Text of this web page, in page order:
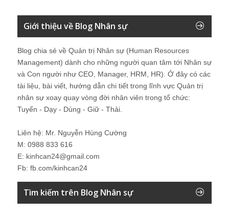
Giới thiệu về Blog Nhân sự
Blog chia sẻ về Quản trị Nhân sự (Human Resources
Management) dành cho những người quan tâm tới Nhân sự
và Con người như CEO, Manager, HRM, HR). Ở đây có các
tài liệu, bài viết, hướng dẫn chi tiết trong lĩnh vực Quản trị
nhân sự xoay quay vòng đời nhân viên trong tổ chức:
Tuyển - Dạy - Dùng - Giữ - Thải.
Liên hệ: Mr. Nguyễn Hùng Cường
M: 0988 833 616
E: kinhcan24@gmail.com
Fb: fb.com/kinhcan24
Tìm kiếm trên Blog Nhân sự